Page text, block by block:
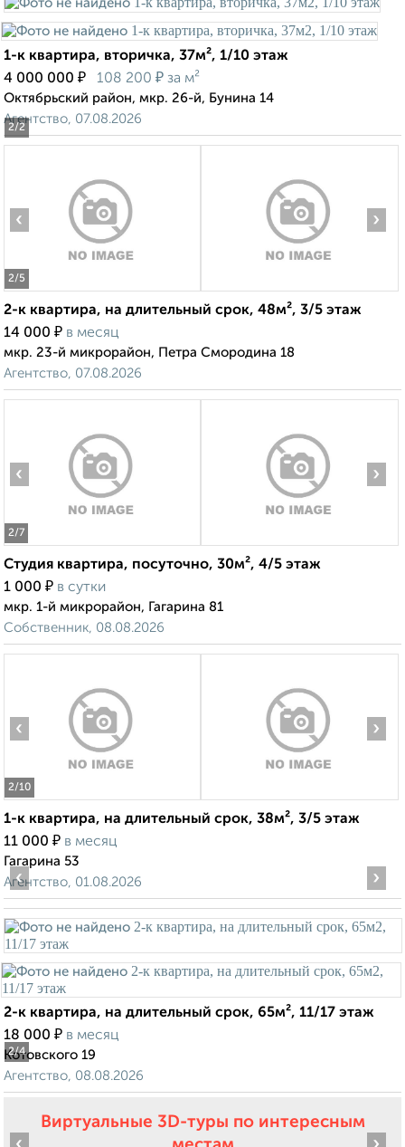
2/2
1-к квартира, вторичка, 37м², 1/10 этаж
4 000 000 ₽ 108 200 ₽ за м²
Октябрьский район, мкр. 26-й, Бунина 14
Агентство, 07.08.2026
2/5
‹ ›
2-к квартира, на длительный срок, 48м², 3/5 этаж
14 000 ₽ в месяц
мкр. 23-й микрорайон, Петра Смородина 18
Агентство, 07.08.2026
2/7
‹ ›
Студия квартира, посуточно, 30м², 4/5 этаж
1 000 ₽ в сутки
мкр. 1-й микрорайон, Гагарина 81
Собственник, 08.08.2026
2/10
‹ ›
1-к квартира, на длительный срок, 38м², 3/5 этаж
11 000 ₽ в месяц
Гагарина 53
Агентство, 01.08.2026
2/4
‹ ›
2-к квартира, на длительный срок, 65м², 11/17 этаж
18 000 ₽ в месяц
Котовского 19
Агентство, 08.08.2026
Виртуальные 3D-туры по интересным